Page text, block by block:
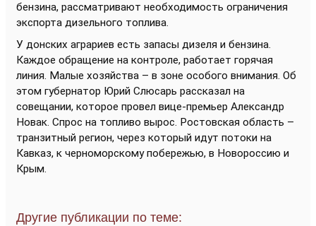
бензина, рассматривают необходимость ограничения
экспорта дизельного топлива.
У донских аграриев есть запасы дизеля и бензина.
Каждое обращение на контроле, работает горячая
линия. Малые хозяйства – в зоне особого внимания. Об
этом губернатор Юрий Слюсарь рассказал на
совещании, которое провел вице-премьер Александр
Новак. Спрос на топливо вырос. Ростовская область –
транзитный регион, через который идут потоки на
Кавказ, к черноморскому побережью, в Новороссию и
Крым.
Другие публикации по теме: